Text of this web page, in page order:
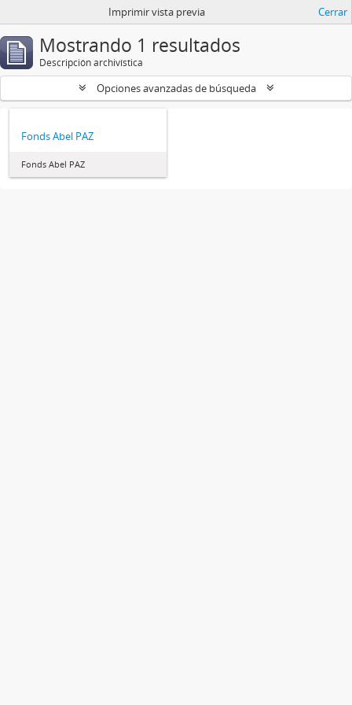
Imprimir vista previa Cerrar
Mostrando 1 resultados
Descripción archivística
Opciones avanzadas de búsqueda
Fonds Abel PAZ
Fonds Abel PAZ